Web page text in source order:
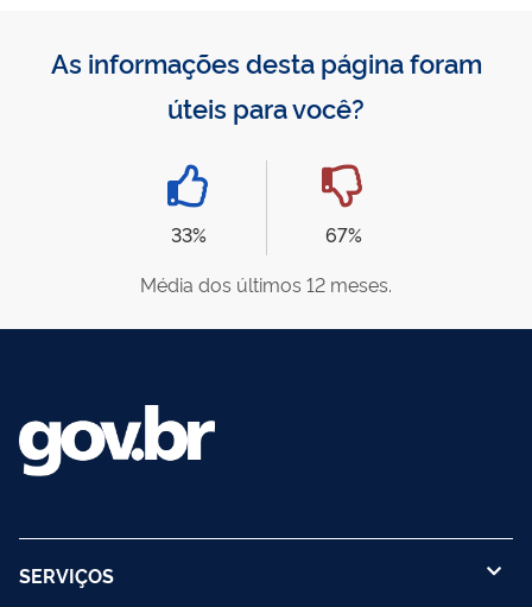
As informações desta página foram
úteis para você?
33%
67%
Média dos últimos 12 meses.
SERVIÇOS